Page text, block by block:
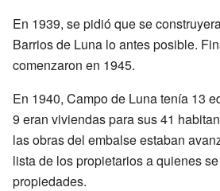
En 1939, se pidió que se
Barrios de Luna lo antes posible.
comenzaron en 1945.
En 1940, Campo de Luna tenía 13
9 eran viviendas para sus 41
las obras del embalse estaban
lista de los propietarios a quienes
propiedades.